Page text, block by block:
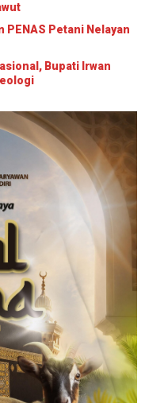
PENAS Petani Nelayan
Bupati Irwan